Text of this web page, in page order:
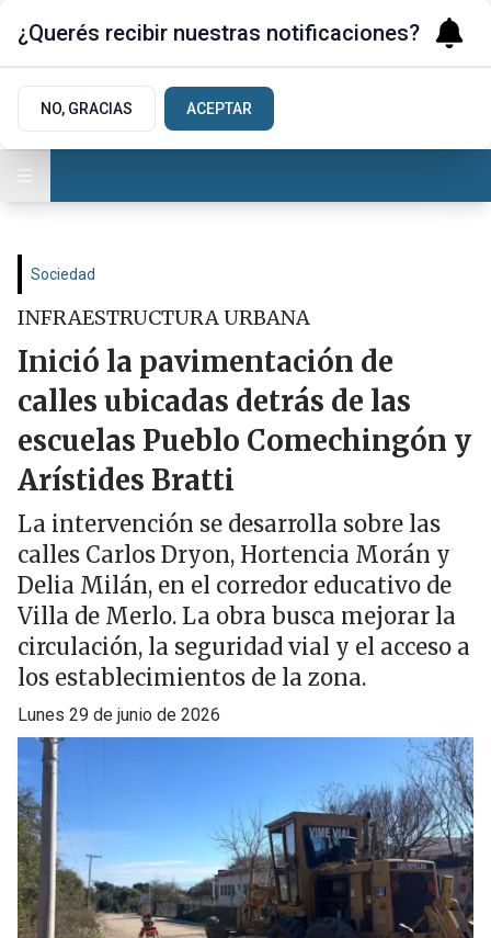
Sociedad
INFRAESTRUCTURA URBANA
Inició la pavimentación de
calles ubicadas detrás de las
escuelas Pueblo Comechingón y
Arístides Bratti
La intervención se desarrolla sobre las
calles Carlos Dryon, Hortencia Morán y
Delia Milán, en el corredor educativo de
Villa de Merlo. La obra busca mejorar la
circulación, la seguridad vial y el acceso a
los establecimientos de la zona.
lunes 29 de junio de 2026
¿Querés recibir nuestras notificaciones?
NO, GRACIAS ACEPTAR